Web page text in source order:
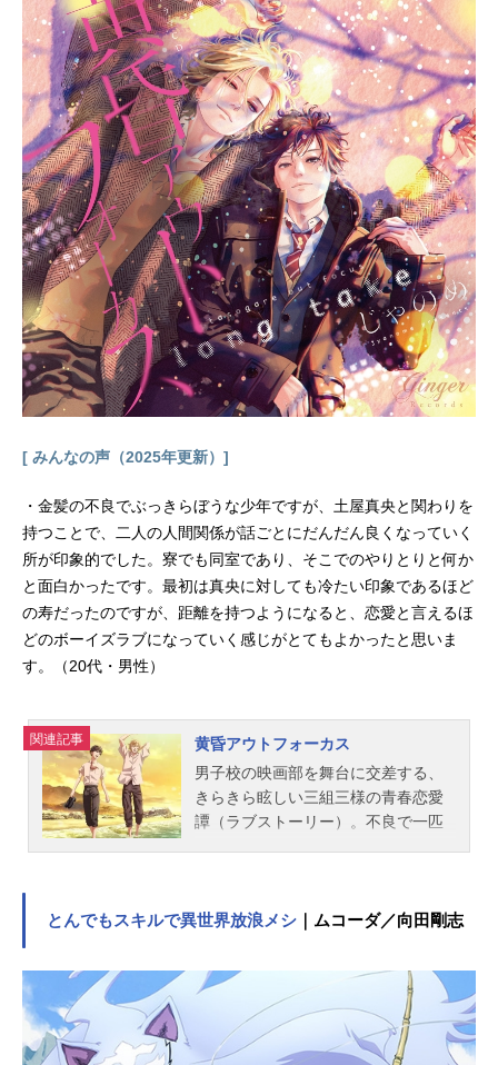
ギヴン放送形態TVアニメスケジュー
ル2019年7月11日（木）～2019年9
月20日（木）フジテレビほか話数全1
1話キャスト佐藤真冬：矢野奨吾上ノ
山立夏：内田雄馬中山春樹：中澤ま
さとも梶秋彦：江口拓也村田雨月：
浅沼晋太郎鹿島柊：今井文也スタッ
フ原作：『ギヴン』キヅナツキ(新書
館「シェリプラス」連載中)監督：山
口ひかるシリーズ構成：綾奈ゆにこ
キャラクターデザイン/総作画監督：
大沢美奈美術設定：綱頭瑛子美術監
督：本田光平色彩設計：加口大朗撮
影監督：芹澤直樹撮影監督補佐：中
川せなＣＧ監督：水野朋也編集：伊
藤利恵音響監督：菊田浩巳音楽：未
知瑠アニメーションプロデューサ
ョン制作：Lerche主題歌OP：「キヅ
るつけ」ギヴン公開開始年＆季節201
9夏アニメ(C)キヅナツキ・新書...
[ みんなの声（2025年更新）]
・金髪の不良でぶっきらぼうな少年ですが、土屋真央と関わりを
持つことで、二人の人間関係が話ごとにだんだん良くなっていく
所が印象的でした。寮でも同室であり、そこでのやりとりと何か
と面白かったです。最初は真央に対しても冷たい印象であるほど
の寿だったのですが、距離を持つようになると、恋愛と言えるほ
どのボーイズラブになっていく感じがとてもよかったと思いま
す。（20代・男性）
関連記事
黄昏アウトフォーカス
男子校の映画部を舞台に交差する、
きらきら眩しい三組三様の青春恋愛
譚（ラブストーリー）。不良で一匹
甘く縛りつけて――。映画部部長で
後輩の義一。ぶつかりながらも、や
がて二人は惹かれ合い――。無口で
不愛想だが信頼の厚い副部長の礼
と、季節外れの新入部員・詩音。不
とんでもスキルで異世界放浪メシ ｜ムコーダ／向田剛志